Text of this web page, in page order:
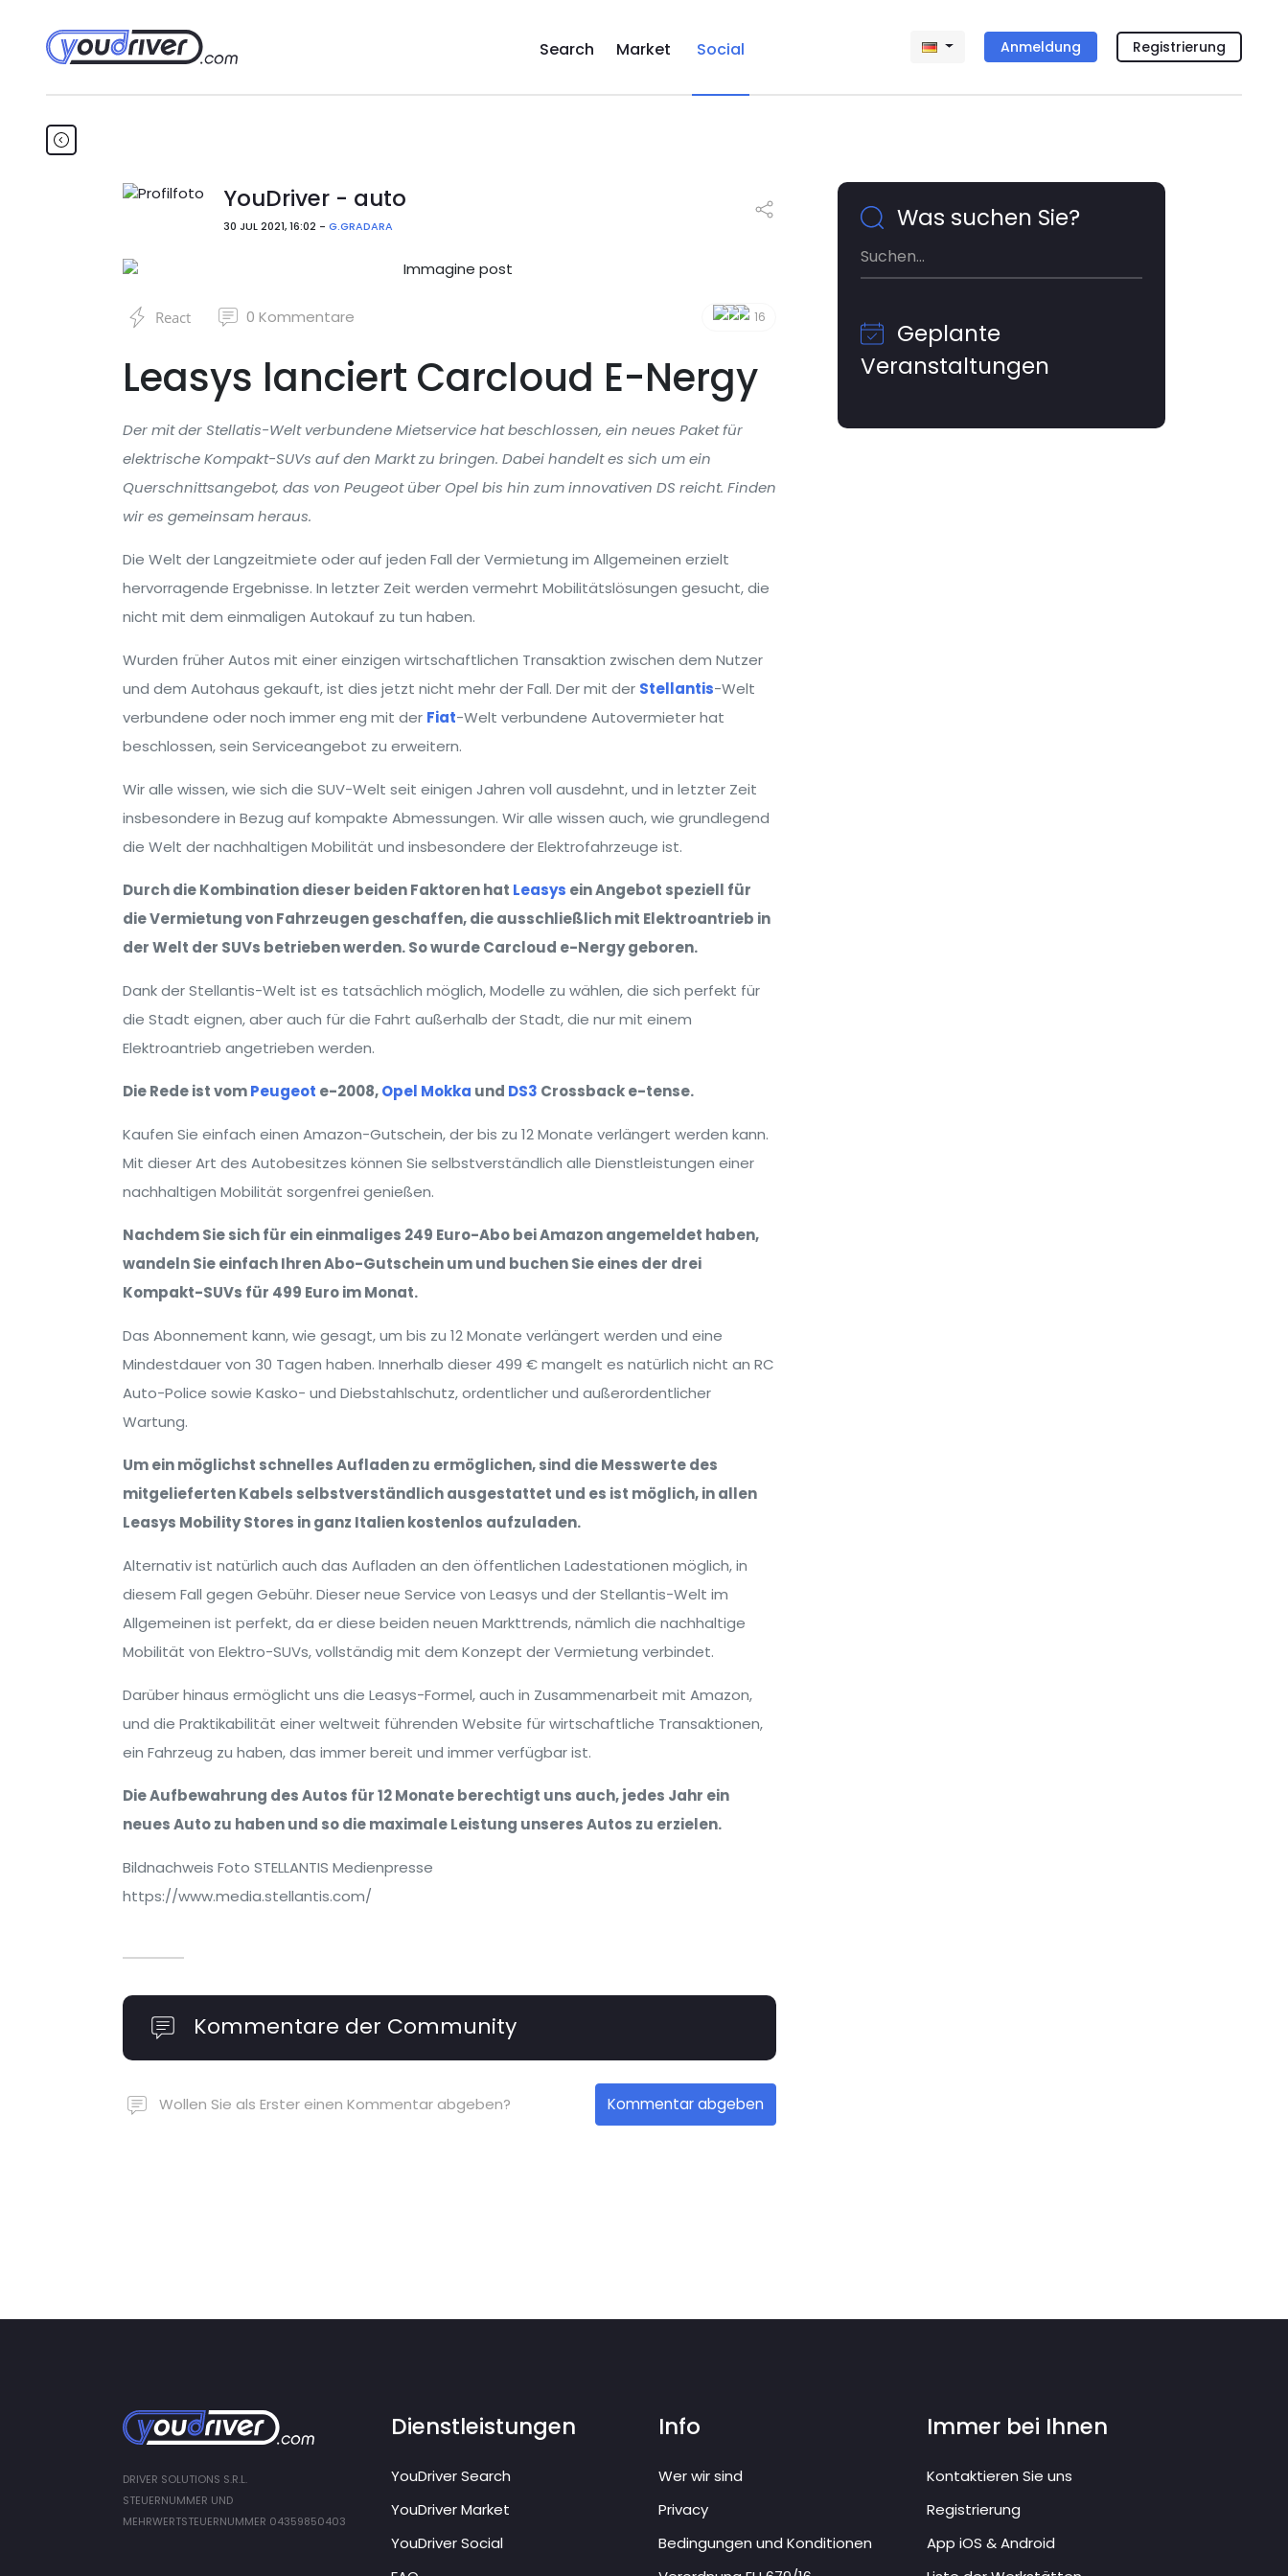
Search Market Social Anmeldung Registrierung
YouDriver - auto
30 JUL 2021, 16:02 - G.GRADARA
React 0 Kommentare 16
Leasys lanciert Carcloud E-Nergy
Der mit der Stellatis-Welt verbundene Mietservice hat beschlossen, ein neues Paket für
elektrische Kompakt-SUVs auf den Markt zu bringen. Dabei handelt es sich um ein
Querschnittsangebot, das von Peugeot über Opel bis hin zum innovativen DS reicht. Finden
wir es gemeinsam heraus.
Die Welt der Langzeitmiete oder auf jeden Fall der Vermietung im Allgemeinen erzielt
hervorragende Ergebnisse. In letzter Zeit werden vermehrt Mobilitätslösungen gesucht, die
nicht mit dem einmaligen Autokauf zu tun haben.
Wurden früher Autos mit einer einzigen wirtschaftlichen Transaktion zwischen dem Nutzer
und dem Autohaus gekauft, ist dies jetzt nicht mehr der Fall. Der mit der Stellantis-Welt
verbundene oder noch immer eng mit der Fiat-Welt verbundene Autovermieter hat
beschlossen, sein Serviceangebot zu erweitern.
Wir alle wissen, wie sich die SUV-Welt seit einigen Jahren voll ausdehnt, und in letzter Zeit
insbesondere in Bezug auf kompakte Abmessungen. Wir alle wissen auch, wie grundlegend
die Welt der nachhaltigen Mobilität und insbesondere der Elektrofahrzeuge ist.
Durch die Kombination dieser beiden Faktoren hat Leasys ein Angebot speziell für
die Vermietung von Fahrzeugen geschaffen, die ausschließlich mit Elektroantrieb in
der Welt der SUVs betrieben werden. So wurde Carcloud e-Nergy geboren.
Dank der Stellantis-Welt ist es tatsächlich möglich, Modelle zu wählen, die sich perfekt für
die Stadt eignen, aber auch für die Fahrt außerhalb der Stadt, die nur mit einem
Elektroantrieb angetrieben werden.
Die Rede ist vomPeugeot e-2008,Opel Mokka und DS3 Crossback e-tense.
Kaufen Sie einfach einen Amazon-Gutschein, der bis zu 12 Monate verlängert werden kann.
Mit dieser Art des Autobesitzes können Sie selbstverständlich alle Dienstleistungen einer
nachhaltigen Mobilität sorgenfrei genießen.
Nachdem Sie sich für ein einmaliges 249 Euro-Abo bei Amazon angemeldet haben,
wandeln Sie einfach Ihren Abo-Gutschein um und buchen Sie eines der drei
Kompakt-SUVs für 499 Euro im Monat.
Das Abonnement kann, wie gesagt, um bis zu 12 Monate verlängert werden und eine
Mindestdauer von 30 Tagen haben. Innerhalb dieser 499 € mangelt es natürlich nicht an RC
Auto-Police sowie Kasko- und Diebstahlschutz, ordentlicher und außerordentlicher
Wartung.
Um ein möglichst schnelles Aufladen zu ermöglichen, sind die Messwerte des
mitgelieferten Kabels selbstverständlich ausgestattet und es ist möglich, in allen
Leasys Mobility Stores in ganz Italien kostenlos aufzuladen.
Alternativ ist natürlich auch das Aufladen an den öffentlichen Ladestationen möglich, in
diesem Fall gegen Gebühr. Dieser neue Service von Leasys und der Stellantis-Welt im
Allgemeinen ist perfekt, da er diese beiden neuen Markttrends, nämlich die nachhaltige
Mobilität von Elektro-SUVs, vollständig mit dem Konzept der Vermietung verbindet.
Darüber hinaus ermöglicht uns die Leasys-Formel, auch in Zusammenarbeit mit Amazon,
und die Praktikabilität einer weltweit führenden Website für wirtschaftliche Transaktionen,
ein Fahrzeug zu haben, das immer bereit und immer verfügbar ist.
Die Aufbewahrung des Autos für 12 Monate berechtigt uns auch, jedes Jahr ein
neues Auto zu haben und so die maximale Leistung unseres Autos zu erzielen.
Bildnachweis Foto STELLANTIS Medienpresse
https://www.media.stellantis.com/
Kommentare der Community
Wollen Sie als Erster einen Kommentar abgeben? Kommentar abgeben
Was suchen Sie?
Geplante
Veranstaltungen
DRIVER SOLUTIONS S.R.L.
STEUERNUMMER UND
MEHRWERTSTEUERNUMMER 04359850403
Dienstleistungen
YouDriver Search
YouDriver Market
YouDriver Social
Info
Wer wir sind
Privacy
Bedingungen und Konditionen
Immer bei Ihnen
Kontaktieren Sie uns
Registrierung
App iOS & Android